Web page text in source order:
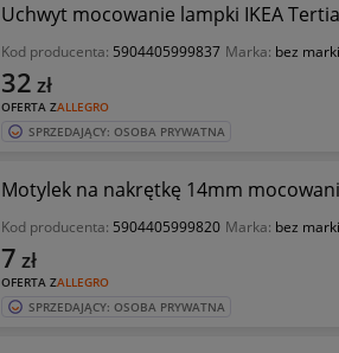
Uchwyt mocowanie lampki IKEA
Kod producenta: 5904405999837 Marka: bez marki
OFERTA ZALLEGRO
32 zł
SPRZEDAJĄCY: OSOBA PRYWATNA
Motylek na nakrętkę 14mm
Kod producenta: 5904405999820 Marka: bez marki
OFERTA ZALLEGRO
7 zł
SPRZEDAJĄCY: OSOBA PRYWATNA